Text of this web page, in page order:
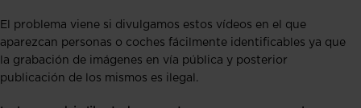
El problema viene si divulgamos estos vídeos en el que
aparezcan personas o coches fácilmente identificables ya que
la grabación de imágenes en vía pública y posterior
publicación de los mismos es ilegal.